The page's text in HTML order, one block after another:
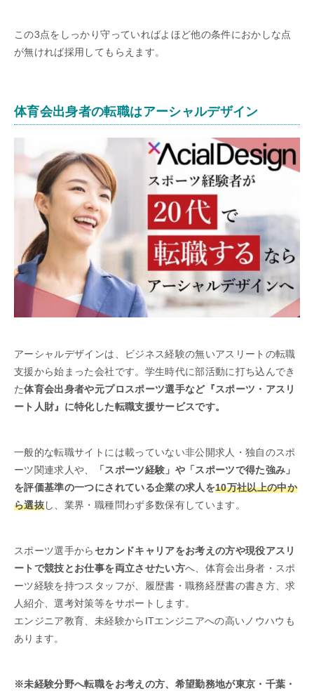
この3点をしっかり守っていればよほど他の条件におかしな点
が無ければ採用してもらえます。
体育会出身者の転職はアーシャルデザイン
アーシャルデザインは、ビジネス経験の無いアスリートの転職
支援から始まった会社です。学生時代に部活動に打ち込んでき
た体育会出身者や元プロスポーツ選手など『スポーツ・アスリ
ート人財』に特化した転職支援サービスです。
一般的な転職サイトには載っていない非公開求人・独自のスポ
ーツ関連求人や、
「スポーツ経験」や「スポーツで得た強み」
を評価基準の一つにされている企業の求人を10万社以上の中か
ら選抜し、業界・職種問わず多数保有しています。
スポーツ選手から セカンドキャリアをお考えの方や現役アスリ
ートで競技とお仕事を両立させたい方へ、体育会出身者・スポ
ーツ経験を持つスタッフが、履歴書・職務経歴書の書き方、求
人紹介、選考対策等をサポートします。
エンジニア教育、未経験からITエンジニアへの高いノウハウも
あります。
※未経験分野へ転職をお考えの方、希望勤務地が東京・千葉・